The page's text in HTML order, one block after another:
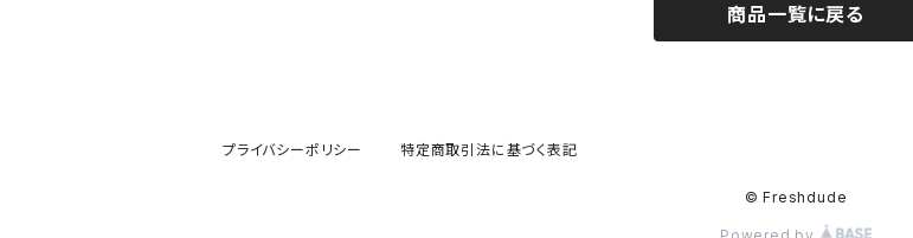
商品一覧に戻る
プライバシーポリシー 特定商取引法に基づく表記
© Freshdude